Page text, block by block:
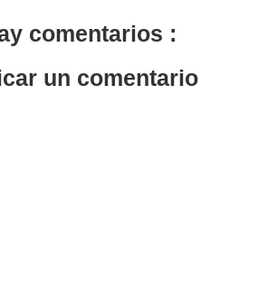
comentarios :
un comentario